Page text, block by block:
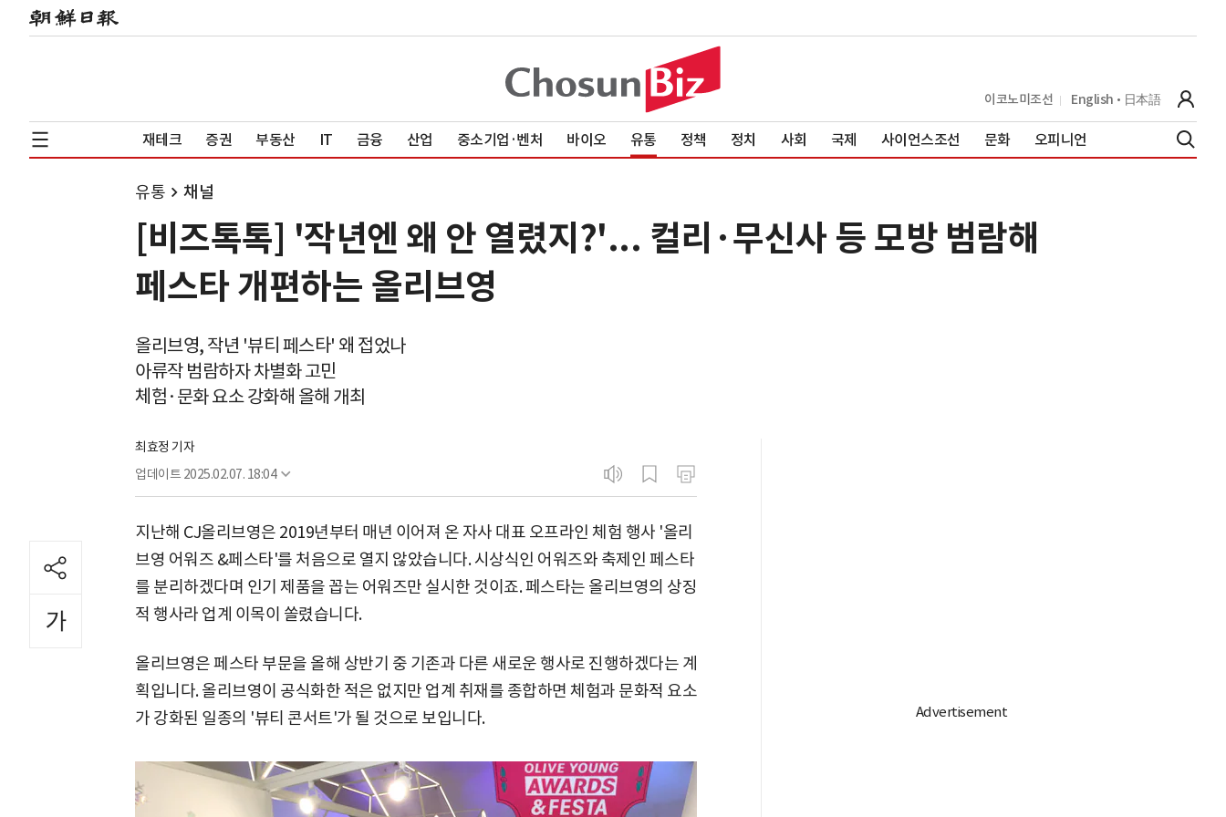
이코노미조선 English 日本語
재테크 증권 부동산 IT 금융 산업 중소기업·벤처 바이오 유통 정책 정치 사회 국제 사이언스조선 문화 오피니언
유통 채널
[비즈톡톡] '작년엔 왜 안 열렸지?'... 컬리·무신사 등 모방 범람해
페스타 개편하는 올리브영
올리브영, 작년 '뷰티 페스타' 왜 접었나
아류작 범람하자 차별화 고민
체험·문화 요소 강화해 올해 개최
최효정 기자
업데이트 2025.02.07. 18:04
지난해 CJ올리브영은 2019년부터 매년 이어져 온 자사 대표 오프라인 체험 행사 '올리
브영 어워즈 &페스타'를 처음으로 열지 않았습니다. 시상식인 어워즈와 축제인 페스타
를 분리하겠다며 인기 제품을 꼽는 어워즈만 실시한 것이죠. 페스타는 올리브영의 상징
적 행사라 업계 이목이 쏠렸습니다.
올리브영은 페스타 부문을 올해 상반기 중 기존과 다른 새로운 행사로 진행하겠다는 계
획입니다. 올리브영이 공식화한 적은 없지만 업계 취재를 종합하면 체험과 문화적 요소
가 강화된 일종의 '뷰티 콘서트'가 될 것으로 보입니다.